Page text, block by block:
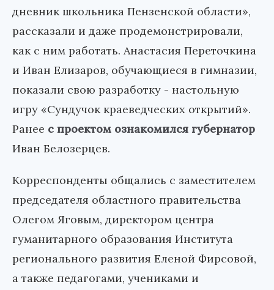
дневник школьника Пензенской области»,
рассказали и даже продемонстрировали,
как с ним работать. Анастасия Переточкина
и Иван Елизаров, обучающиеся в гимназии,
показали свою разработку - настольную
игру «Сундучок краеведческих открытий».
Ранее с проектом ознакомился губернатор
Иван Белозерцев.
Корреспонденты общались с заместителем
председателя областного правительства
Олегом Яговым, директором центра
гуманитарного образования Института
регионального развития Еленой Фирсовой,
а также педагогами, учениками и